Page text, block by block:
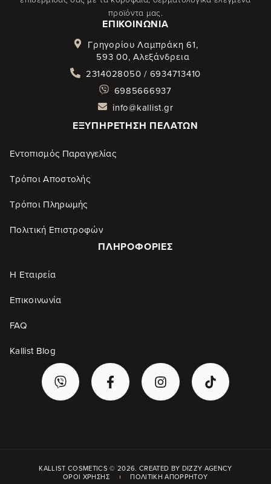
προϊόντα μας.
ΕΠΙΚΟΙΝΩΝΊΑ
Γρηγορίου Λαμπράκη 61,
593 00, Αλεξάνδρεια
2314028050 / 6934713410
6985666937
info@kallist.gr
ΕΞΥΠΗΡΈΤΗΣΗ ΠΕΛΑΤΏΝ
Εντοπισμός Παραγγελίας
Τρόποι Αποστολής
Τρόποι Πληρωμής
Πολιτική Επιστροφών
ΠΛΗΡΟΦΟΡΊΕΣ
Η Εταιρεία
Επικοινωνία
FAQ
Kallist Blog
KALLIST COSMETICS © 2026. CREATED BY DIZZY AGENCY
ΌΡΟΙ ΧΡΉΣΗΣ
ΠΟΛΙΤΙΚΉ ΑΠΟΡΡΉΤΟΥ